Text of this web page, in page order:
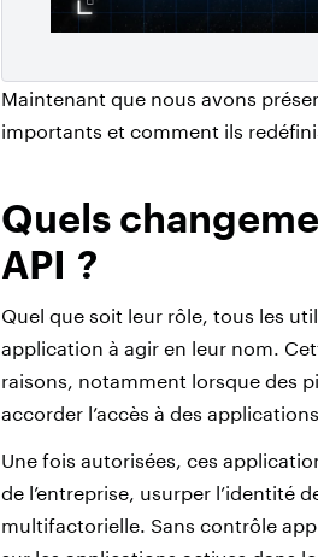
Maintenant que nous avons
importants et comment ils
Quels
API ?
Quel que soit leur rôle, tous les
application à agir en leur nom.
raisons, notamment lorsque des
accorder l’accès à des
Une fois autorisées, ces
de l’entreprise, usurper l’identité
multifactorielle. Sans contrôle